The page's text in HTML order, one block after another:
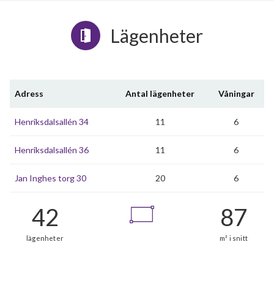
Lägenheter
Adress Antal lägenheter Våningar
Henriksdalsallén 34 11 6
Henriksdalsallén 36 11 6
Jan Inghes torg 30 20 6